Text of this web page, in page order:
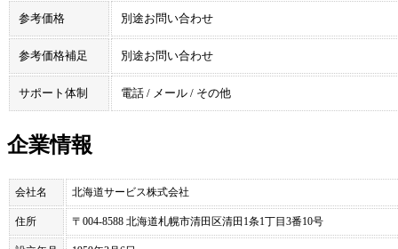
参考価格 別途お問い合わせ
参考価格補足 別途お問い合わせ
サポート体制 電話 / メール / その他
企業情報
会社名 北海道サービス株式会社
住所 〒004-8588 北海道札幌市清田区清田1条1丁目3番10号